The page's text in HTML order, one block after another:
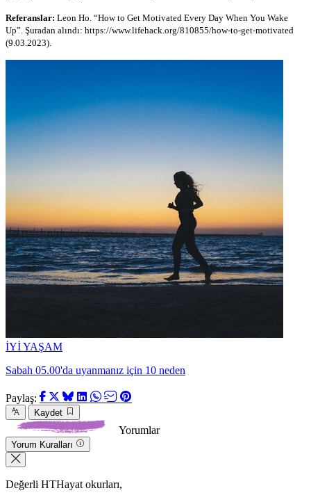
Referanslar: Leon Ho. “How to Get Motivated Every Day When You Wake
Up”. Şuradan alındı: https://www.lifehack.org/810855/how-to-get-motivated
(9.03.2023).
İYİ YAŞAM
Sabah 05.00'da uyanmanız için 10 neden
Paylaş:
Kaydet
Yorumlar
Yorum Kuralları
Değerli HTHayat okurları,